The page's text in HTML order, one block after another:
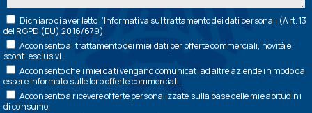
Dichiaro di aver letto l’Informativa sul trattamento dei dati personali (Art. 13
del RGPD (EU) 2016/679)
Acconsento al trattamento dei miei dati per offerte commerciali, novità e
sconti esclusivi.
Acconsento che i miei dati vengano comunicati ad altre aziende in modo da
essere informato sulle loro offerte commerciali.
Acconsento a ricevere offerte personalizzate sulla base delle mie abitudini
di consumo.